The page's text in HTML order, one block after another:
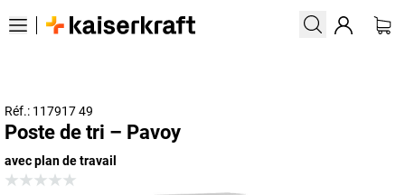
Réf.: 117917 49
Poste de tri – Pavoy
avec plan de travail